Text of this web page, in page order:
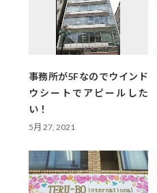
事務所が5Fなのでウインド
ウシートでアピールした
い！
5月 27, 2021